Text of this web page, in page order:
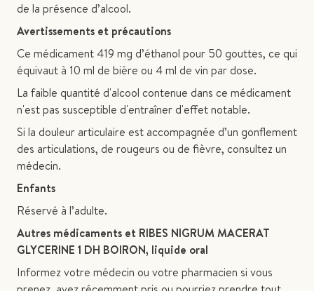
de la présence d’alcool.
Avertissements et précautions
Ce médicament 419 mg d’éthanol pour 50 gouttes, ce qui
équivaut à 10 ml de bière ou 4 ml de vin par dose.
La faible quantité d'alcool contenue dans ce médicament
n'est pas susceptible d'entraîner d'effet notable.
Si la douleur articulaire est accompagnée d’un gonflement
des articulations, de rougeurs ou de fièvre, consultez un
médecin.
Enfants
Réservé à l’adulte.
Autres médicaments et RIBES NIGRUM MACERAT
GLYCERINE 1 DH BOIRON, liquide oral
Informez votre médecin ou votre pharmacien si vous